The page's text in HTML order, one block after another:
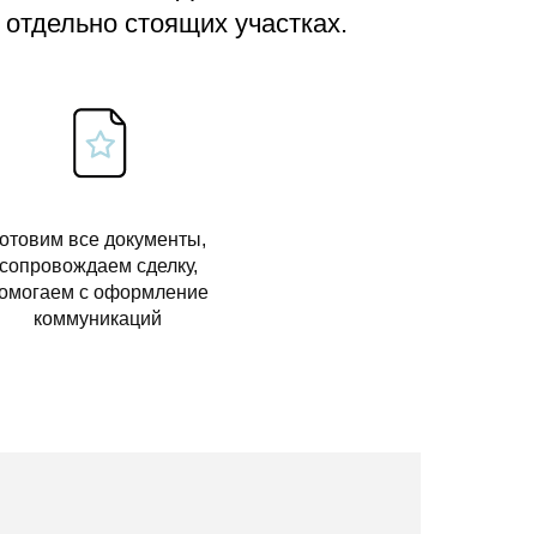
стоящих участках.
все документы,
сделку,
с оформление
коммуникаций